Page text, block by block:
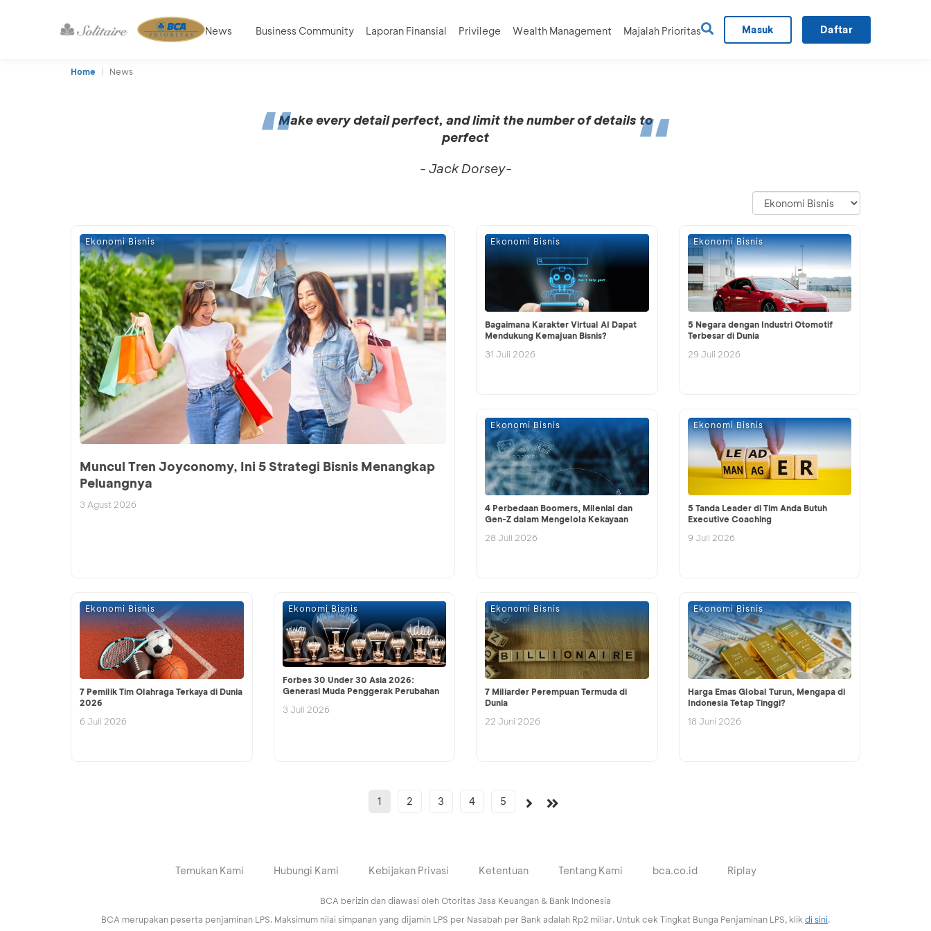
News Business Community Laporan Finansial Privilege Wealth Management Majalah Prioritas Masuk Daftar
Home News
Make every detail perfect, and limit the number of details to
perfect
- Jack Dorsey-
Ekonomi Bisnis
Muncul Tren Joyconomy, Ini 5 Strategi Bisnis Menangkap
Peluangnya
3 Agust 2026
Ekonomi Bisnis
Bagaimana Karakter Virtual AI Dapat
Mendukung Kemajuan Bisnis?
31 Juli 2026
Ekonomi Bisnis
5 Negara dengan Industri Otomotif
Terbesar di Dunia
29 Juli 2026
Ekonomi Bisnis
4 Perbedaan Boomers, Milenial dan
Gen-Z dalam Mengelola Kekayaan
28 Juli 2026
Ekonomi Bisnis
5 Tanda Leader di Tim Anda Butuh
Executive Coaching
9 Juli 2026
Ekonomi Bisnis
7 Pemilik Tim Olahraga Terkaya di Dunia
2026
6 Juli 2026
Ekonomi Bisnis
Forbes 30 Under 30 Asia 2026:
Generasi Muda Penggerak Perubahan
3 Juli 2026
Ekonomi Bisnis
7 Miliarder Perempuan Termuda di
Dunia
22 Juni 2026
Ekonomi Bisnis
Harga Emas Global Turun, Mengapa di
Indonesia Tetap Tinggi?
18 Juni 2026
1 2 3 4 5
Temukan Kami Hubungi Kami Kebijakan Privasi Ketentuan Tentang Kami bca.co.id Riplay
BCA berizin dan diawasi oleh Otoritas Jasa Keuangan & Bank Indonesia
BCA merupakan peserta penjaminan LPS. Maksimum nilai simpanan yang dijamin LPS per Nasabah per Bank adalah Rp2 miliar. Untuk cek Tingkat Bunga Penjaminan LPS, klik di sini.